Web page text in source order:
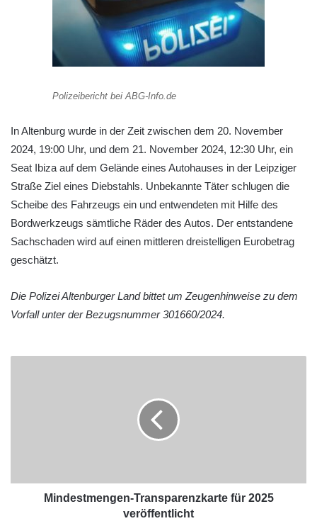
Polizeibericht bei ABG-Info.de
In Altenburg wurde in der Zeit zwischen dem 20. November
2024, 19:00 Uhr, und dem 21. November 2024, 12:30 Uhr, ein
Seat Ibiza auf dem Gelände eines Autohauses in der Leipziger
Straße Ziel eines Diebstahls. Unbekannte Täter schlugen die
Scheibe des Fahrzeugs ein und entwendeten mit Hilfe des
Bordwerkzeugs sämtliche Räder des Autos. Der entstandene
Sachschaden wird auf einen mittleren dreistelligen Eurobetrag
geschätzt.
Die Polizei Altenburger Land bittet um Zeugenhinweise zu dem
Vorfall unter der Bezugsnummer 301660/2024.
Mindestmengen-Transparenzkarte für 2025
veröffentlicht